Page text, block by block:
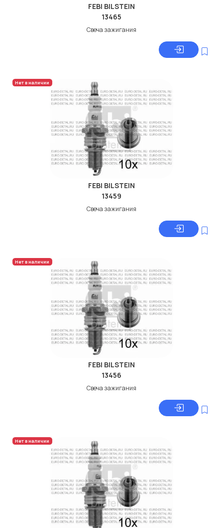
FEBI BILSTEIN
13465
Свеча зажигания
Нет в наличии
FEBI BILSTEIN
13459
Свеча зажигания
Нет в наличии
FEBI BILSTEIN
13456
Свеча зажигания
Нет в наличии